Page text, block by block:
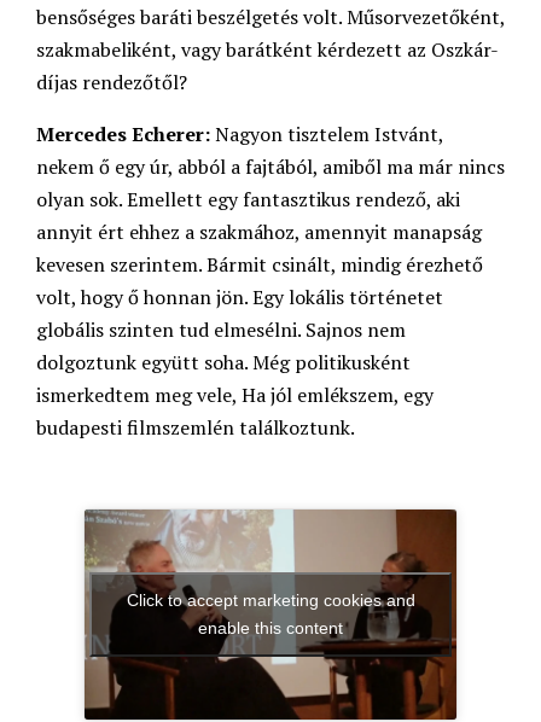
bensőséges baráti beszélgetés volt. Műsorvezetőként,
szakmabeliként, vagy barátként kérdezett az Oszkár-
díjas rendezőtől?
Mercedes Echerer:Nagyon tisztelem Istvánt,
nekem ő egy úr, abból a fajtából, amiből ma már nincs
olyan sok. Emellett egy fantasztikus rendező, aki
annyit ért ehhez a szakmához, amennyit manapság
kevesen szerintem. Bármit csinált, mindig érezhető
volt, hogy ő honnan jön. Egy lokális történetet
globális szinten tud elmesélni. Sajnos nem
dolgoztunk együtt soha. Még politikusként
ismerkedtem meg vele, Ha jól emlékszem, egy
budapesti filmszemlén találkoztunk.
Click to accept marketing cookies and
enable this content